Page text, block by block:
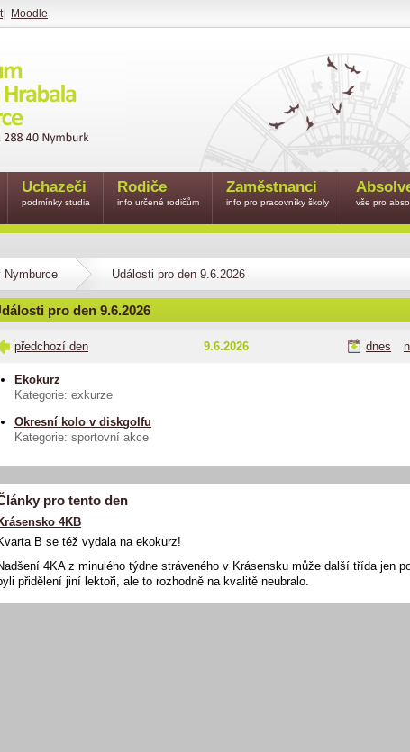
Nymburce Události pro den 9.6.2026
pro den 9.6.2026
předchozí den 9.6.2026 dnes
Ekokurz
Kategorie: exkurze
Okresní kolo v diskgolfu
Kategorie: sportovní akce
pro tento den
4KB
B se též vydala na ekokurz!
4KA z minulého týdne stráveného v Krásensku může další třída jen
přidělení jiní lektoři, ale to rozhodně na kvalitě neubralo.
Uchazeči
podmínky studia
Rodiče
info určené rodičům
Zaměstnanci
info pro pracovníky školy vše pro
| Moodle